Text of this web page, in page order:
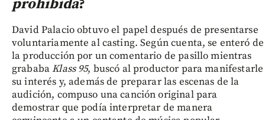
prohibida?
David Palacio obtuvo el papel después de presentarse
voluntariamente al casting. Según cuenta, se enteró de
la producción por un comentario de pasillo mientras
grababaKlass 95, buscó al productor para manifestarle
su interés y, además de preparar las escenas de la
audición, compuso una canción original para
demostrar que podía interpretar de manera